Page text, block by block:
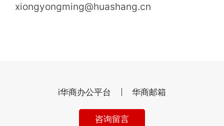
xiongyongming@huashang.cn
i华商办公平台 华商邮箱
咨询留言